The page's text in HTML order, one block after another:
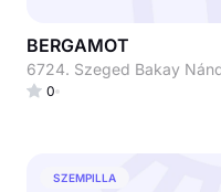
BERGAMOT
6724. Szeged Bakay
0
SZEMPILLA